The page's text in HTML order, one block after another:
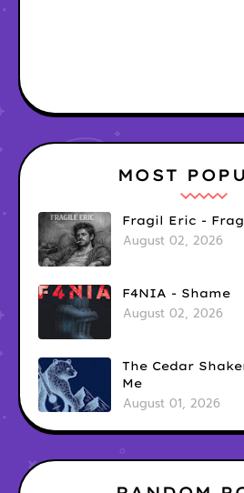
MOST
Fragil Eric -
August 02, 2026
F4NIA - Shame
August 02, 2026
The Cedar
Me
August 01, 2026